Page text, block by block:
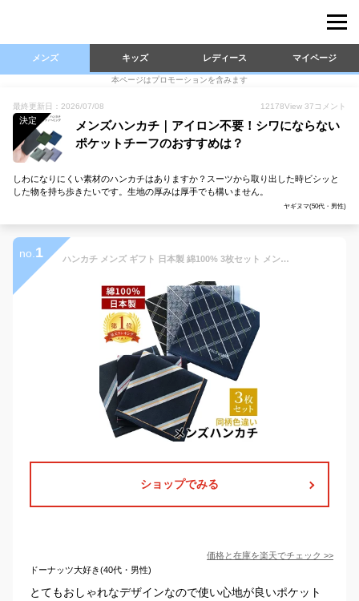
メンズ キッズ レディース マイページ
本ページはプロモーションを含みます
最終更新日：2026/07/08 12178View 37 コメント
決定
メンズハンカチ｜アイロン不要！シワにならない
ポケットチーフのおすすめは？
しわになりにくい素材のハンカチはありますか？スーツから取り出した時ビシッと
した物を持ち歩きたいです。生地の厚みは厚手でも構いません。
ヤギヌマ(50代・男性)
no. 1 ハンカチ メンズ ギフト 日本製 綿100% 3枚セット メンズハンカチ 紳士 おしゃれ 薄手 大きめ 45cm×45cm ビジネス フォーマル オフィスカジュアル 結婚式 お受験 コンパクト ポケット シンプル シック プレゼント
ショップでみる
価格と在庫を楽天でチェック >>
ドーナッツ大好き(40代・男性)
とてもおしゃれなデザインなので使い心地が良いポケット